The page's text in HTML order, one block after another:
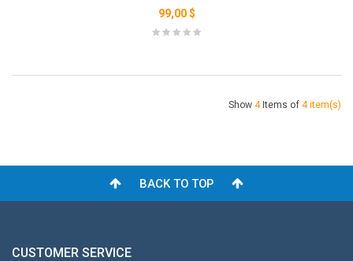
99,00 $
Show 4Items of 4 item(s)
BACK TO TOP
CUSTOMER SERVICE